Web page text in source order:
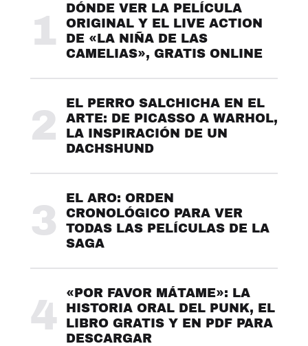
1
DÓNDE VER LA PELÍCULA
ORIGINAL Y EL LIVE ACTION
DE «LA NIÑA DE LAS
CAMELIAS», GRATIS ONLINE
2
EL PERRO SALCHICHA EN EL
ARTE: DE PICASSO A WARHOL,
LA INSPIRACIÓN DE UN
DACHSHUND
3
EL ARO: ORDEN
CRONOLÓGICO PARA VER
TODAS LAS PELÍCULAS DE LA
SAGA
4
«POR FAVOR MÁTAME»: LA
HISTORIA ORAL DEL PUNK, EL
LIBRO GRATIS Y EN PDF PARA
DESCARGAR